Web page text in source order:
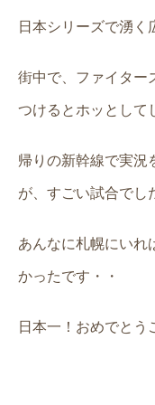
日本シリーズで湧く
街中で、ファイター
つけるとホッとして
帰りの新幹線で実況
が、すごい試合でし
あんなに札幌にいれ
かったです・・
日本一！おめでとう